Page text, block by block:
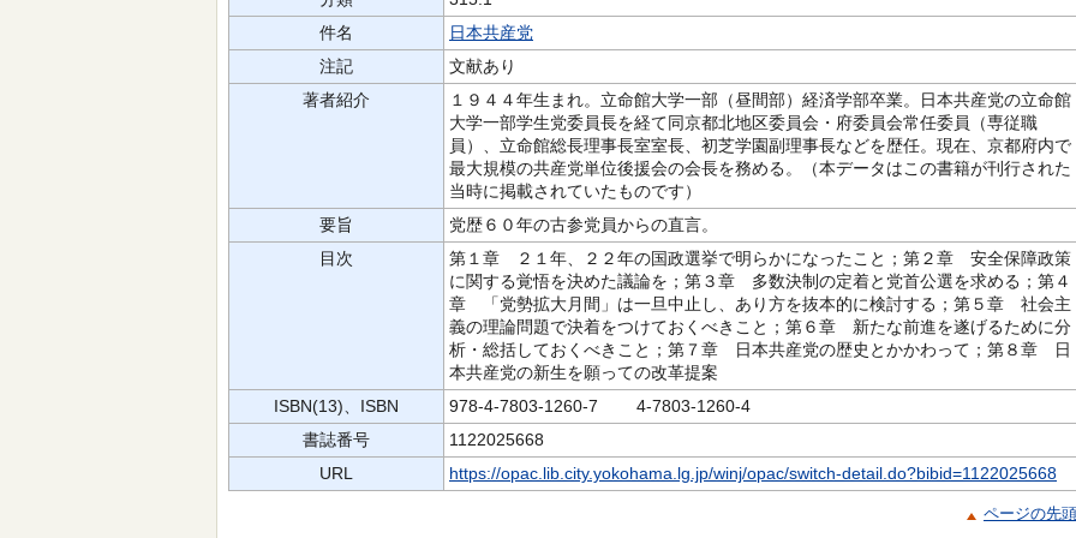
件名
日本共産党
注記
文献あり
著者紹介
１９４４年生まれ。立命館大学一部（昼間部）経済学部卒業。日本共産党の立命館
大学一部学生党委員長を経て同京都北地区委員会・府委員会常任委員（専従職
員）、立命館総長理事長室室長、初芝学園副理事長などを歴任。現在、京都府内で
最大規模の共産党単位後援会の会長を務める。（本データはこの書籍が刊行された
当時に掲載されていたものです）
要旨
党歴６０年の古参党員からの直言。
目次
第１章 ２１年、２２年の国政選挙で明らかになったこと；第２章 安全保障政策
に関する覚悟を決めた議論を；第３章 多数決制の定着と党首公選を求める；第４
章 「党勢拡大月間」は一旦中止し、あり方を抜本的に検討する；第５章 社会主
義の理論問題で決着をつけておくべきこと；第６章 新たな前進を遂げるために分
析・総括しておくべきこと；第７章 日本共産党の歴史とかかわって；第８章 日
本共産党の新生を願っての改革提案
ISBN(13)、ISBN
978-4-7803-1260-7 4-7803-1260-4
書誌番号
1122025668
URL
https://opac.lib.city.yokohama.lg.jp/winj/opac/switch-detail.do?bibid=1122025668
ページの先